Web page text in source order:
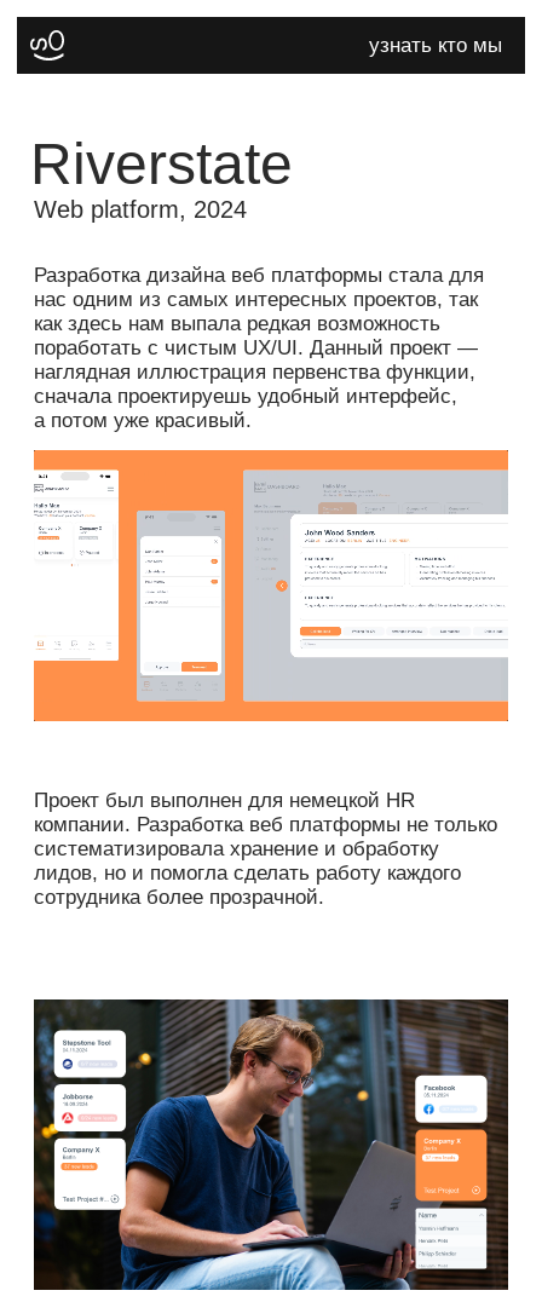
глянуть кейсы
Web platform, 2024
Разработка дизайна веб платформы стала для
нас одним из самых интересных проектов, так
наглядная иллюстрация первенства функции,
сначала проектируешь удобный интерфейс,
а потом уже красивый.
Проект был выполнен для немецкой HR
компании. Разработка веб платформы не только
систематизировала хранение и обработку
лидов, но и помогла сделать работу каждого
сотрудника более прозрачной.
по проектам, в которых он принимает участие,
дает понимание по эффективности
инструментом и позволяет быстро
обрабатывать водящие лиды. Здесь же
в формате поп-апов отображаются
присылаемые резюме и предусмотрены
действия для отработки